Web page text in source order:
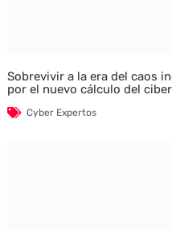
Sobrevivir a la era del caos
por el nuevo cálculo del
Cyber Expertos